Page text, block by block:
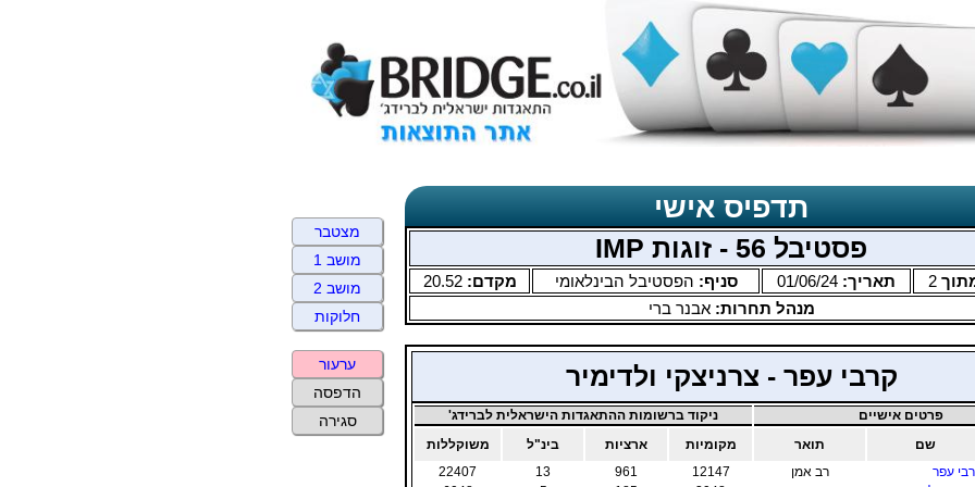
תדפיס אישי
פסטיבל 56 - זוגות IMP
2 תאריך: 01/06/24 סניף: הפסטיבל הבינלאומי מקדם:20.52
מנהל תחרות:אבנר ברי
קרבי עפר - צרניצקי ולדימיר
פרטים אישיים
ניקוד ברשומות ההתאגדות הישראלית לברידג'
שם
תואר מקומיות ארציות בינ"ל
משוקללות
עפר
רב אמן 12147
961
13
22407
מצטבר
מושב 1
מושב 2
חלוקות
ערעור
הדפסה
סגירה